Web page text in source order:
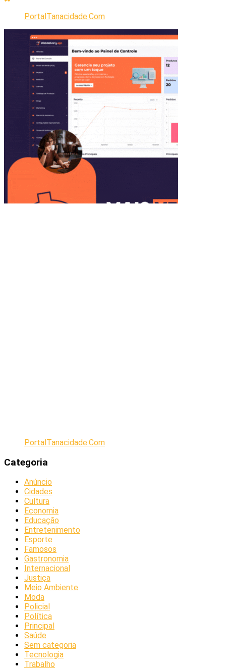
PortalTanacidade.Com
PortalTanacidade.Com
Categoria
Anúncio
Cidades
Cultura
Economia
Educação
Entretenimento
Esporte
Famosos
Gastronomia
Internacional
Justiça
Meio Ambiente
Moda
Policial
Política
Principal
Saúde
Sem categoria
Tecnologia
Trabalho